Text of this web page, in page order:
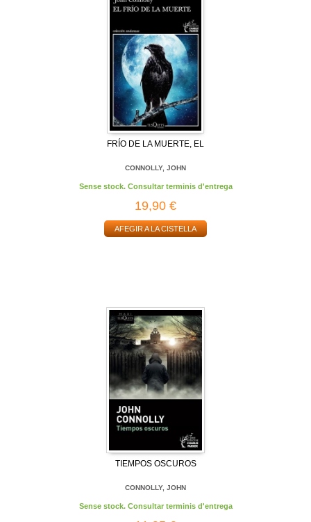
FRÍO DE LA MUERTE, EL
CONNOLLY, JOHN
Sense stock. Consultar terminis d'entrega
19,90 €
AFEGIR A LA CISTELLA
TIEMPOS OSCUROS
CONNOLLY, JOHN
Sense stock. Consultar terminis d'entrega